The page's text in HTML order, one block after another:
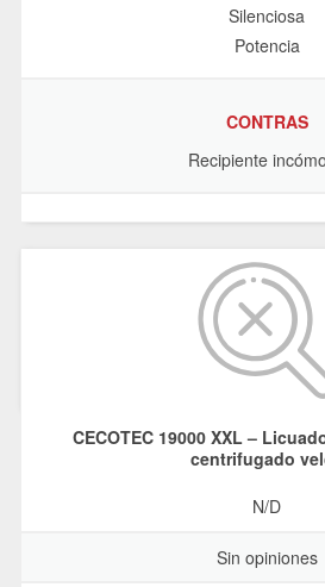
Silenciosa
Potencia
CONTRAS
Recipiente
CECOTEC 19000 XXL –
centrifugado
N/D
Sin opiniones